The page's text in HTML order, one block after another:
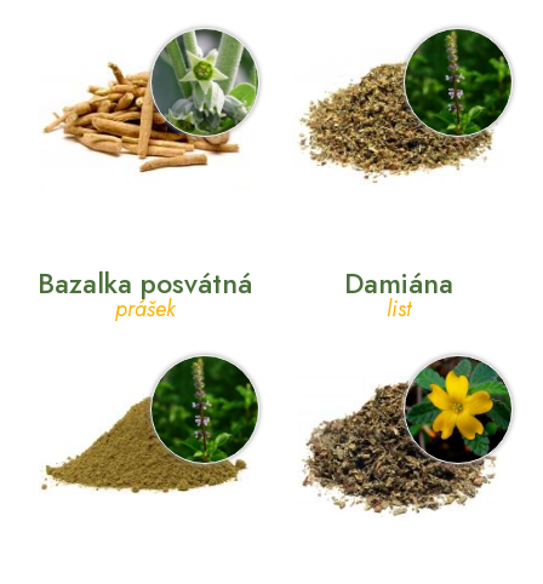
Bazalka posvátná
prášek
Damiána
list